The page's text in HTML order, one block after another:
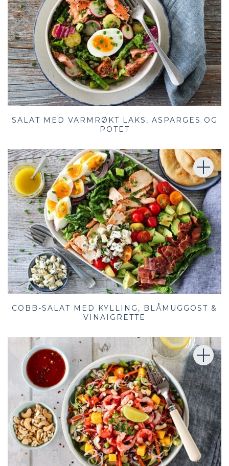
SALAT MED VARMRØKT LAKS, ASPARGES OG
POTET
COBB-SALAT MED KYLLING, BLÅMUGGOST &
VINAIGRETTE